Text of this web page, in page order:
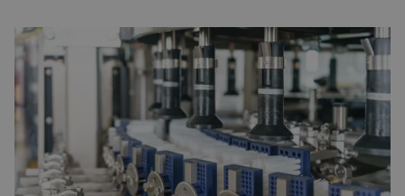
ÉLECTRIFICATION DES SYSTÈMES HYDRAULIQUES OU
PNEUMATIQUES
Êtes-vous prêt à passer d'un système hydraulique
ou pneumatique à un entraînement électrique ?
L'électrification offre non seulement des avantages
en termes de durabilité, mais aussi des économies
de coûts et des performances améliorées. Chez